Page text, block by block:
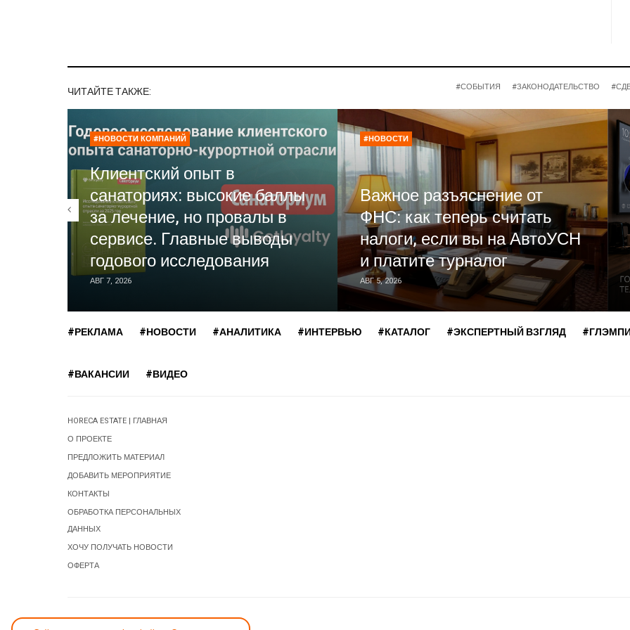
ЧИТАЙТЕ ТАКЖЕ: #СОБЫТИЯ #ЗАКОНОДАТЕЛЬСТВО
#НОВОСТИ КОМПАНИЙ
Клиентский опыт в
санаториях: высокие баллы
за лечение, но провалы в
сервисе. Главные выводы
годового исследования
АВГ 7, 2026
#НОВОСТИ
Важное разъяснение от
ФНС: как теперь считать
налоги, если вы на АвтоУСН
и платите турналог
АВГ 5, 2026
#РЕКЛАМА #НОВОСТИ #АНАЛИТИКА #ИНТЕРВЬЮ #КАТАЛОГ #ЭКСПЕРТНЫЙ ВЗГЛЯД
#ВАКАНСИИ #ВИДЕО
HORECA ESTATE | ГЛАВНАЯ
О ПРОЕКТЕ
ПРЕДЛОЖИТЬ МАТЕРИАЛ
ДОБАВИТЬ МЕРОПРИЯТИЕ
КОНТАКТЫ
ОБРАБОТКА ПЕРСОНАЛЬНЫХ
ДАННЫХ
ХОЧУ ПОЛУЧАТЬ НОВОСТИ
ОФЕРТА